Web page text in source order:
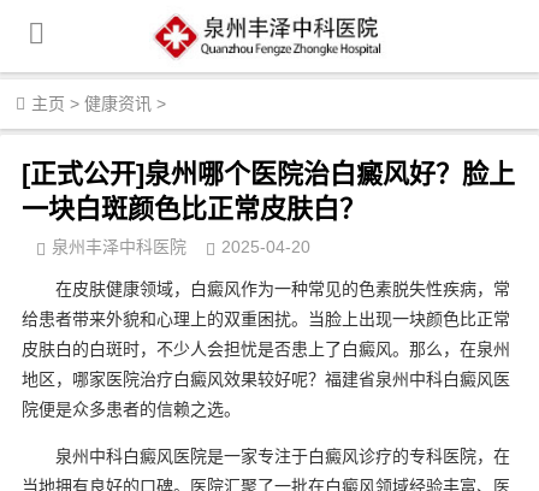
主页 > 健康资讯 >
[正式公开]泉州哪个医院治白癜风好？脸上
一块白斑颜色比正常皮肤白？
泉州丰泽中科医院 2025-04-20
在皮肤健康领域，白癜风作为一种常见的色素脱失性疾病，常
给患者带来外貌和心理上的双重困扰。当脸上出现一块颜色比正常
皮肤白的白斑时，不少人会担忧是否患上了白癜风。那么，在泉州
地区，哪家医院治疗白癜风效果较好呢？福建省泉州中科白癜风医
院便是众多患者的信赖之选。
泉州中科白癜风医院是一家专注于白癜风诊疗的专科医院，在
当地拥有良好的口碑。医院汇聚了一批在白癜风领域经验丰富、医